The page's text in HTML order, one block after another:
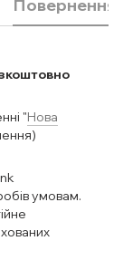
Повернення
"Нова
умовам.